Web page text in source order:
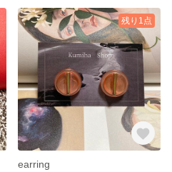
残り1点
earring